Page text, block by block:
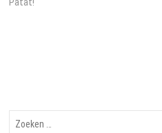
navigatie